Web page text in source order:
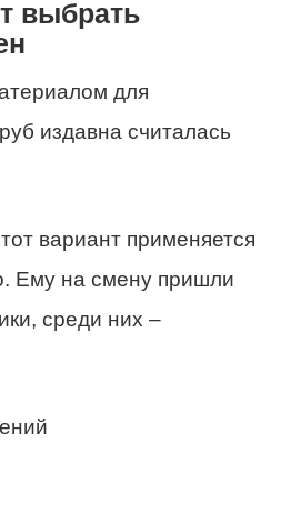
выбрать
для
издавна считалась
вариант применяется
Ему на смену пришли
среди них –